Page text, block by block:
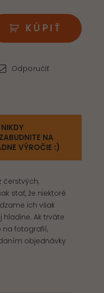
KÚPIŤ
Odporučiť
NA
VÝROČIE :)
čerstvých,
stať, že niektoré
ich však
Ak trváte
na fotografií,
objednávky